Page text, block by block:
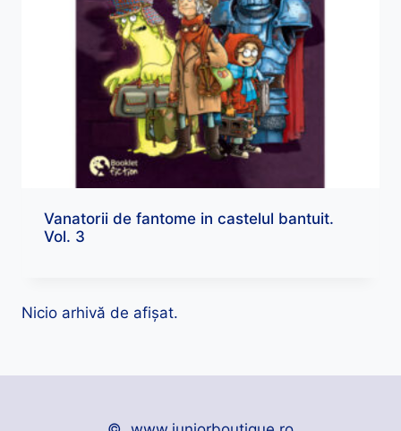
Vanatorii de fantome in castelul bantuit.
Vol. 3
Nicio arhivă de afișat.